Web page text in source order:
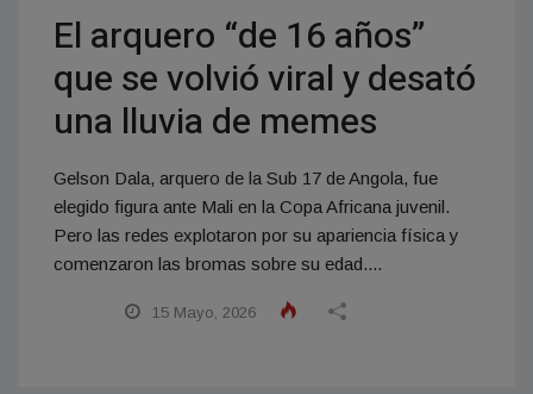
El arquero “de 16 años”
que se volvió viral y desató
una lluvia de memes
Gelson Dala, arquero de la Sub 17 de Angola, fue
elegido figura ante Mali en la Copa Africana juvenil.
Pero las redes explotaron por su apariencia física y
comenzaron las bromas sobre su edad....
15 Mayo, 2026